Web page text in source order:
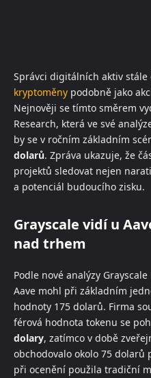
Správci digitálních aktiv
kryptoměny podobně jako
Nejnověji se tímto směrem
Research, která ve své
by se v ročním základním
dolarů. Zpráva ukazuje, že
projektů sledovat nejen
a potenciál budoucího zisku.
Grayscale vidí u
nad trhem
Podle nové analýzy
Aave mohl při základním
hodnoty 175 dolarů. Firma
férová hodnota tokenu se
dolary, zatímco v době
obchodovalo okolo 75 dolarů
při ocenění použila tradiční